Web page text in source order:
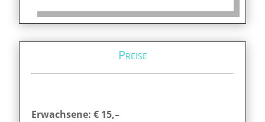
Preise
Erwachsene: € 15,–